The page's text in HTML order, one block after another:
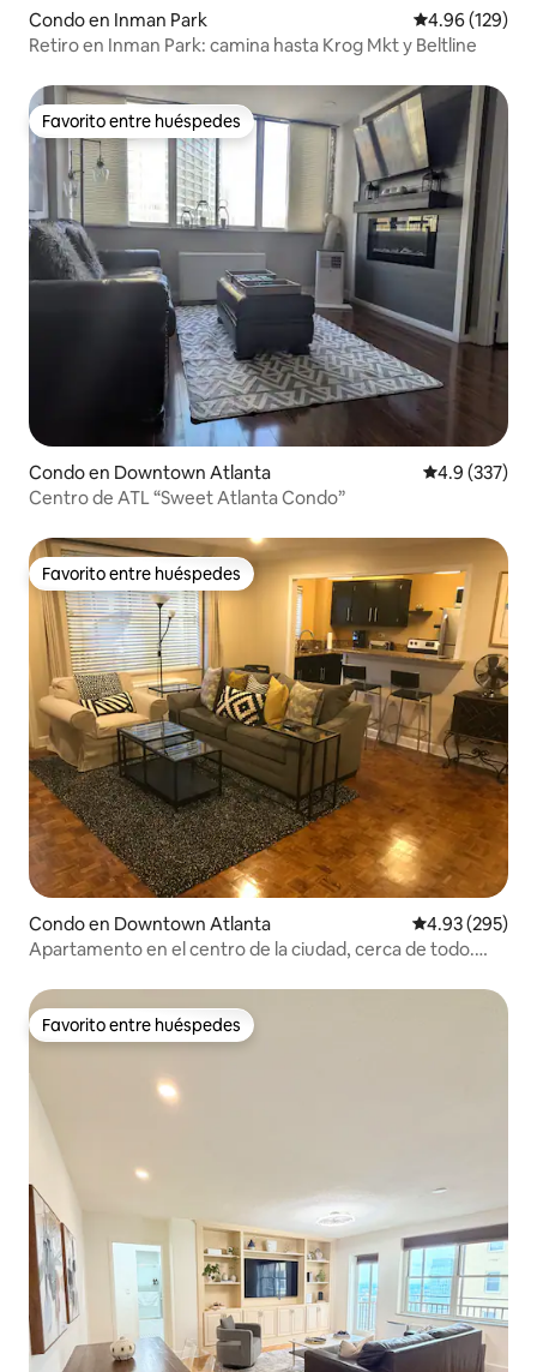
Condo en Inman Park Calificación
4.96 (129)
Retiro en Inman Park: camina hasta Krog Mkt y Beltline
Favorito entre huéspedes
Favorito entre huéspedes
Condo en Downtown Atlanta Calificación
4.9 (337)
Centro de ATL “Sweet Atlanta Condo”
Favorito entre huéspedes
Favorito entre huéspedes
Condo en Downtown Atlanta Calificación
4.93 (295)
Apartamento en el centro de la ciudad, cerca de todo.
Favorito entre huéspedes
Favorito entre huéspedes